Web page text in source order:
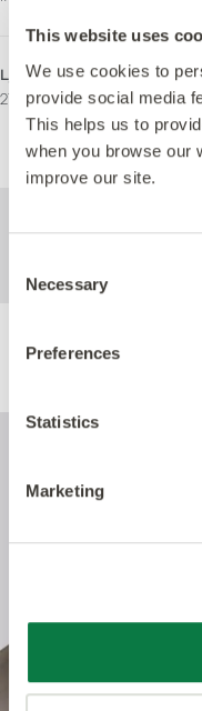
This website uses
We use cookies to
provide social media
This helps us to
when you browse our
improve our site.
Selection
Necessary
Preferences
Statistics
Marketing
Ljusreflektionsvärde (Y)
27